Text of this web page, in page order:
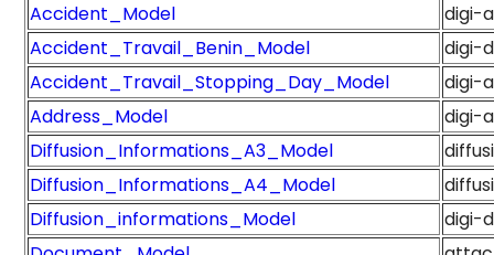
Accident_Model
digi-
Accident_Travail_Benin_Model
digi-
Accident_Travail_Stopping_Day_Model
digi-
Address_Model
digi-
Diffusion_Informations_A3_Model
Diffusion_Informations_A4_Model
Diffusion_informations_Model
digi-